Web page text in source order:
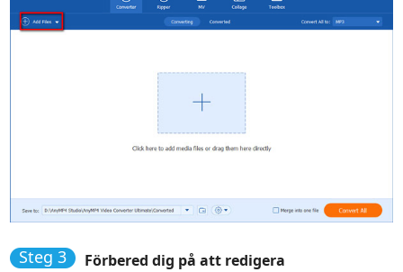
Steg 3
Förbered dig på att redigera